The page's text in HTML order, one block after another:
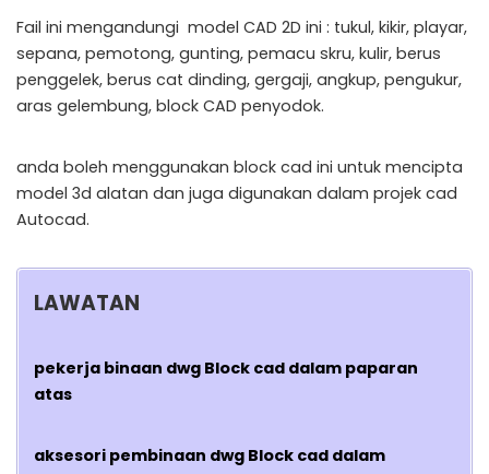
Fail ini mengandungi model CAD 2D ini : tukul, kikir, playar,
sepana, pemotong, gunting, pemacu skru, kulir, berus
penggelek, berus cat dinding, gergaji, angkup, pengukur,
aras gelembung, block CAD penyodok.
anda boleh menggunakan block cad ini untuk mencipta
model 3d alatan dan juga digunakan dalam projek cad
Autocad.
LAWATAN
pekerja binaan dwg Block cad dalam paparan
atas
aksesori pembinaan dwg Block cad dalam